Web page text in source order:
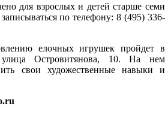
для взрослых и детей старше семи
по телефону: 8 (495) 336-
елочных игрушек пройдет в
улица Островитянова, 10. На нем
свои художественные навыки и